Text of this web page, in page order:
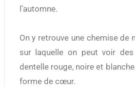
l’automne.
On y retrouve une chemise de
sur laquelle on peut voir
dentelle rouge, noire et
forme de cœur.